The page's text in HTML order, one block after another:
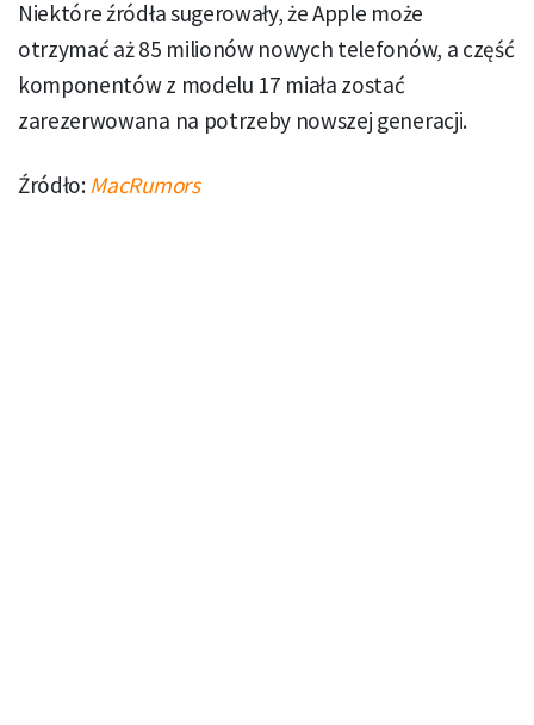
Niektóre źródła sugerowały, że Apple może
otrzymać aż 85 milionów nowych telefonów, a część
komponentów z modelu 17 miała zostać
zarezerwowana na potrzeby nowszej generacji.
Źródło:MacRumors